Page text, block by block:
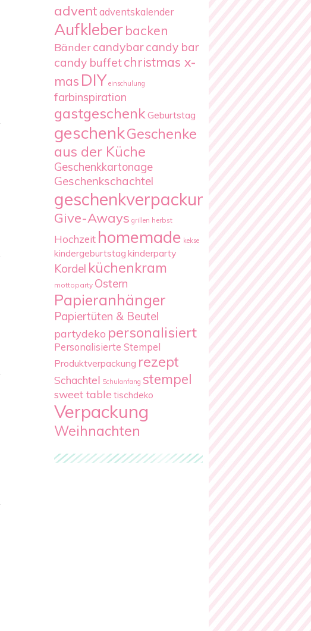
advent adventskalender
Aufkleberbacken
Bändercandybarcandy bar
candy buffetchristmas x-
mas DIY einschulung
farbinspiration
gastgeschenkGeburtstag
geschenkGeschenke
aus der Küche
Geschenkkartonage
Geschenkschachtel
geschenkverpackung
Give-Aways grillen herbst
Hochzeit homemade kekse
kindergeburtstag kinderparty
Kordel küchenkram
mottoparty Ostern
Papieranhänger
Papiertüten & Beutel
partydeko personalisiert
Personalisierte Stempel
Produktverpackung rezept
Schachtel Schulanfang stempel
sweet table tischdeko
Verpackung
Weihnachten